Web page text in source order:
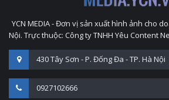
YCN MEDIA - Đơn vị sản xuất hình ảnh cho
Nội. Trực thuộc: Công ty TNHH Yêu Content
430 Tây Sơn - P. Đống Đa - TP. Hà Nội
0927102666